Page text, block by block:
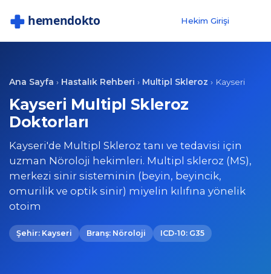
Hekim Girişi
Ana Sayfa › Hastalık Rehberi › Multipl Skleroz › Kayseri
Kayseri Multipl Skleroz
Doktorları
Kayseri'de Multipl Skleroz tanı ve tedavisi için
uzman Nöroloji hekimleri. Multipl skleroz (MS),
merkezi sinir sisteminin (beyin, beyincik,
omurilik ve optik sinir) miyelin kılıfına yönelik
otoim
Şehir: Kayseri Branş: Nöroloji ICD-10: G35